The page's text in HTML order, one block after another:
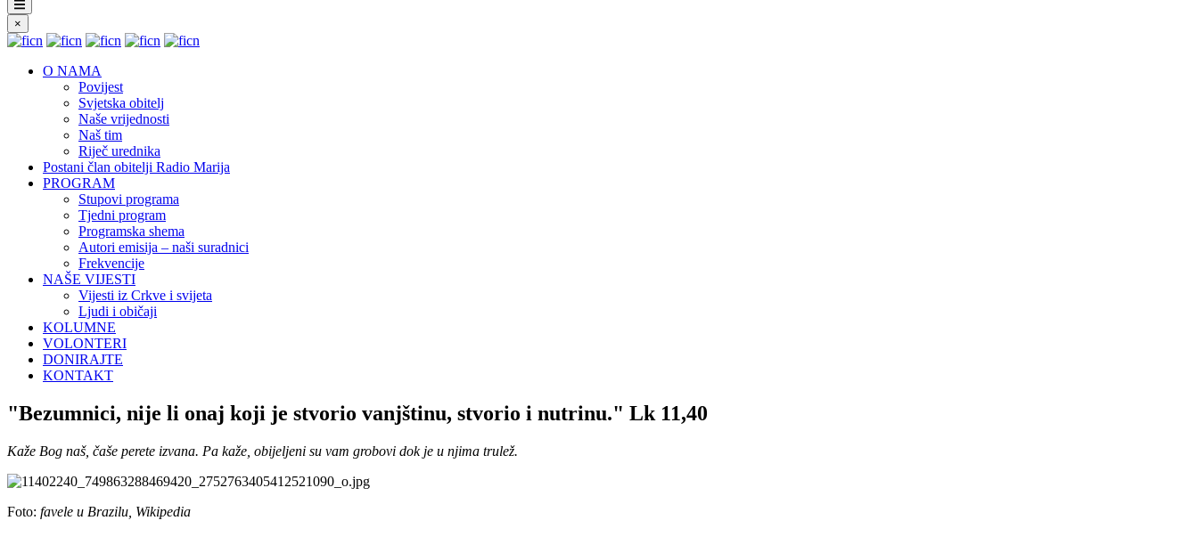
×
O NAMA
Povijest
Svjetska obitelj
Naše vrijednosti
Naš tim
Riječ urednika
Postani član obitelji Radio Marija
PROGRAM
Stupovi programa
Tjedni program
Programska shema
Autori emisija – naši suradnici
Frekvencije
NAŠE VIJESTI
Vijesti iz Crkve i svijeta
Ljudi i običaji
KOLUMNE
VOLONTERI
DONIRAJTE
KONTAKT
"Bezumnici, nije li onaj koji je stvorio vanjštinu, stvorio i nutrinu." Lk 11,40
Kaže Bog naš, čaše perete izvana. Pa kaže, obijeljeni su vam grobovi dok je u njima trulež.
Foto: favele u Brazilu, Wikipedia